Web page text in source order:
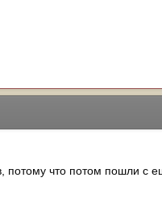
потому что потом пошли